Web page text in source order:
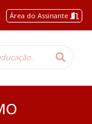
Área do Assinante